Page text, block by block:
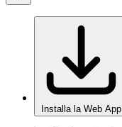
Installa la Web App